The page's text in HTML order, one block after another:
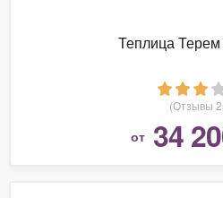
Теплица Терем
(Отзывы
от 34